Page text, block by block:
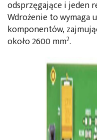
odsprzęgające i jeden
Wdrożenie to wymaga
komponentów,
około 2600 mm2.